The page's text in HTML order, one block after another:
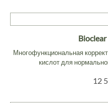
Многофункциональная
кислот для
12